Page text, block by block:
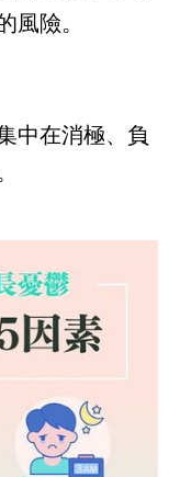
風險。
中在消極、負